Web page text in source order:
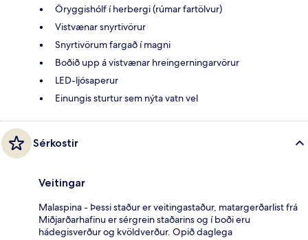
Öryggishólf í herbergi (rúmar fartölvur)
Vistvænar snyrtivörur
Snyrtivörum fargað í magni
Boðið upp á vistvænar hreingerningarvörur
LED-ljósaperur
Einungis sturtur sem nýta vatn vel
Sérkostir
Veitingar
Malaspina - Þessi staður er veitingastaður, matargerðarlist frá
Miðjarðarhafinu er sérgrein staðarins og í boði eru
hádegisverður og kvöldverður. Opið daglega